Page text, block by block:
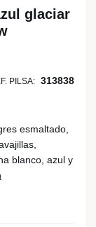
glaciar
PILSA: 313838
esmaltado,
blanco, azul y